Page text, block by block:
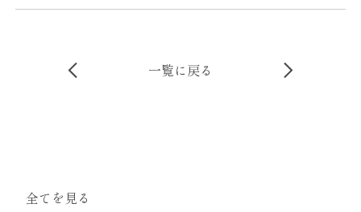
一覧に戻る
全てを見る